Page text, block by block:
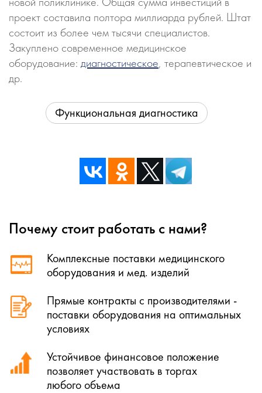
проект составила полтора миллиарда рублей. Штат
состоит из более чем тысячи специалистов.
Закуплено современное медицинское
оборудование: диагностическое, терапевтическое и
др.
Функциональная диагностика
Почему стоит работать с нами?
Комплексные поставки медицинского
оборудования и мед. изделий
Прямые контракты с производителями -
поставки оборудования на оптимальных
условиях
Устойчивое финансовое положение
позволяет участвовать в торгах
любого объема